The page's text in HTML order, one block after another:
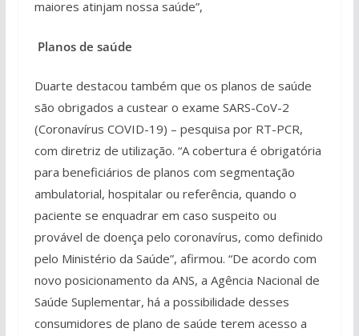
maiores atinjam nossa saúde”,
Planos de saúde
Duarte destacou também que os planos de saúde
são obrigados a custear o exame SARS-CoV-2
(Coronavírus COVID-19) – pesquisa por RT-PCR,
com diretriz de utilização. “A cobertura é obrigatória
para beneficiários de planos com segmentação
ambulatorial, hospitalar ou referência, quando o
paciente se enquadrar em caso suspeito ou
provável de doença pelo coronavírus, como definido
pelo Ministério da Saúde”, afirmou. “De acordo com
novo posicionamento da ANS, a Agência Nacional de
Saúde Suplementar, há a possibilidade desses
consumidores de plano de saúde terem acesso a